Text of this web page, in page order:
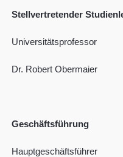
Stellvertretender
Universitätsprofessor
Dr. Robert Obermaier
Geschäftsführung
Hauptgeschäftsführer